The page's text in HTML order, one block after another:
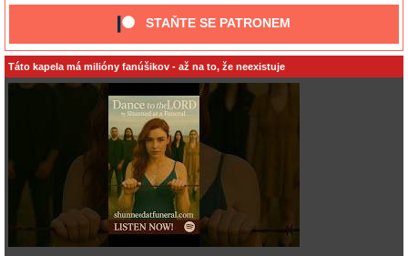
STAŇTE SE PATRONEM
Táto kapela má milióny fanúšikov - až na to, že neexistuje